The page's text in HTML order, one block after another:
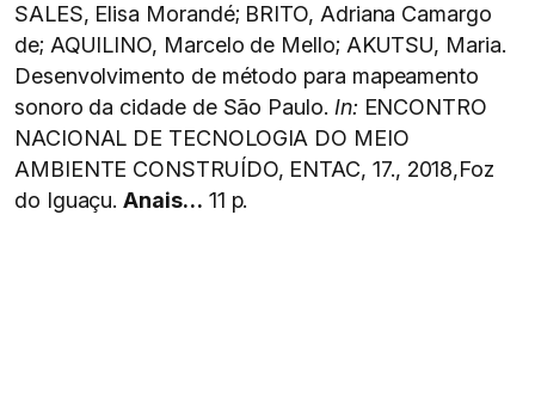
SALES, Elisa Morandé; BRITO, Adriana Camargo
de; AQUILINO, Marcelo de Mello; AKUTSU, Maria.
Desenvolvimento de método para mapeamento
sonoro da cidade de São Paulo. In: ENCONTRO
NACIONAL DE TECNOLOGIA DO MEIO
AMBIENTE CONSTRUÍDO, ENTAC, 17., 2018,Foz
do Iguaçu.Anais… 11 p.